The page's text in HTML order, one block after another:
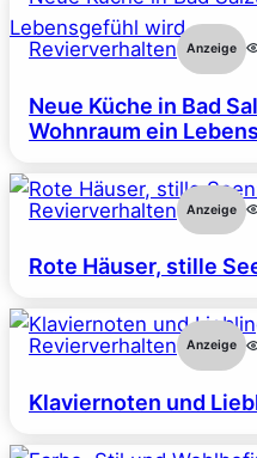
Revierverhalten Anzeige
Neue Küche in Bad
Wohnraum ein
Revierverhalten Anzeige
Rote Häuser, stille
Revierverhalten Anzeige
Klaviernoten und